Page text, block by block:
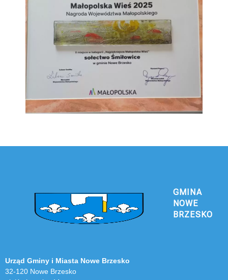
GMINA
NOWE
BRZESKO
Urząd Gminy i Miasta Nowe Brzesko
32-120 Nowe Brzesko